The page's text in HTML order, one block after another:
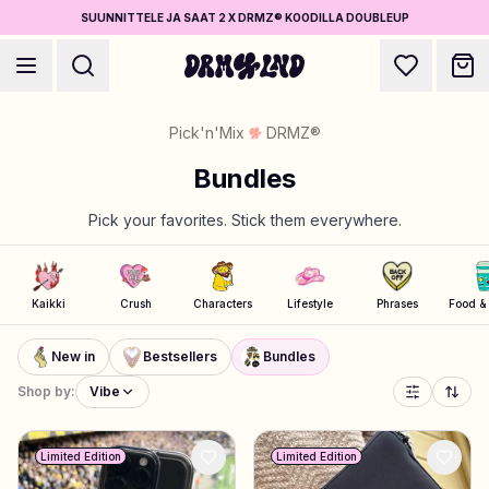
SUUNNITTELE JA SAAT 2 X DRMZ® KOODILLA DOUBLEUP
Luo Asusteet
Puhelinkuoret, laukut, laptopit & muuta
Osta DRMZ®
Valitse ja yhdistele – satoja uniikkeja stick-ons
Suunnittele Koruja
Kaulakorut, rannekorut, bag chains & muuta
Pick'n'Mix DRMZ®
Bundles
Pick your favorites. Stick them everywhere.
Kaikki Crush Characters Lifestyle Phrases Food
New in Bestsellers Bundles
Shop by: Vibe
Limited Edition Limited Edition